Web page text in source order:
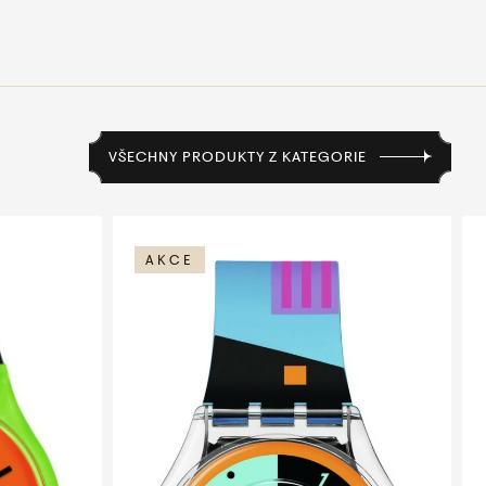
VŠECHNY PRODUKTY Z KATEGORIE
AKCE